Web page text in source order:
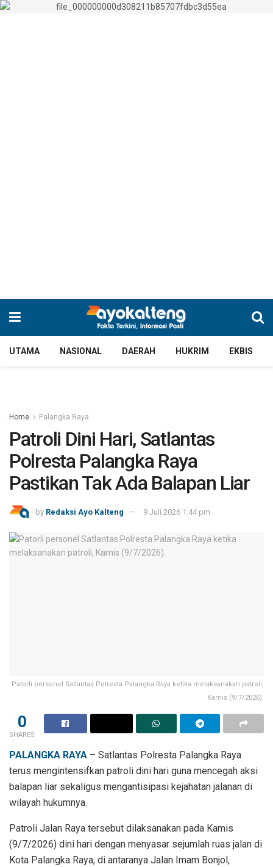
UTAMA NASIONAL DAERAH HUKRIM EKBIS
Home Palangka Raya
Patroli Dini Hari, Satlantas
Polresta Palangka Raya
Pastikan Tak Ada Balapan Liar
by Redaksi Ayo Kalteng 9 Juli 2026 1:44 pm
Patorli personel Satlantas Polresta Palangka Raya ketika melaksanakan patroli,
Kamis (9/7/2026).
0
SHARES
PALANGKA RAYA – Satlantas Polresta Palangka Raya
terus mengintensifkan patroli dini hari guna mencegah aksi
balapan liar sekaligus mengantisipasi kejahatan jalanan di
wilayah hukumnya.
Patroli Jalan Raya tersebut dilaksanakan pada Kamis
(9/7/2026) dini hari dengan menyasar sejumlah ruas jalan di
Kota Palangka Raya, di antaranya Jalan Imam Bonjol,